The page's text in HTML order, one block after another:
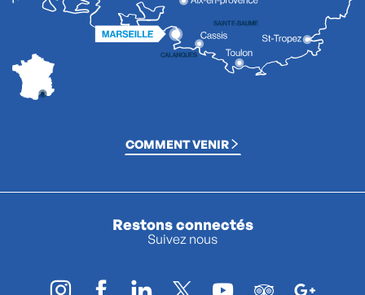
COMMENT VENIR
Restons connectés
Suivez nous